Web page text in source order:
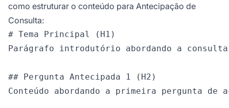
como estruturar o conteúdo para Antecipação de
Consulta:
# Tema Principal (H1)
Parágrafo introdutório abordando a
## Pergunta Antecipada 1 (H2)
Conteúdo abordando a primeira pergunta de